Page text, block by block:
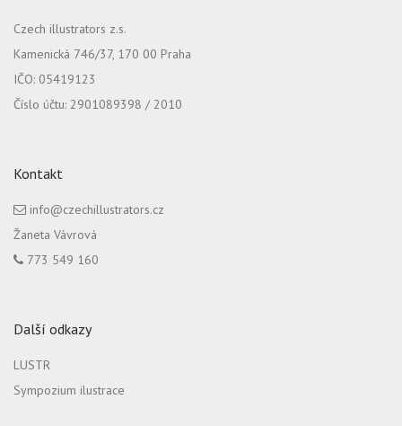
Czech illustrators z.s.
Kamenická 746/37, 170 00 Praha
IČO: 05419123
Číslo účtu: 2901089398 / 2010
Kontakt
info@czechillustrators.cz
Žaneta Vávrová
773 549 160
Další odkazy
LUSTR
Sympozium ilustrace